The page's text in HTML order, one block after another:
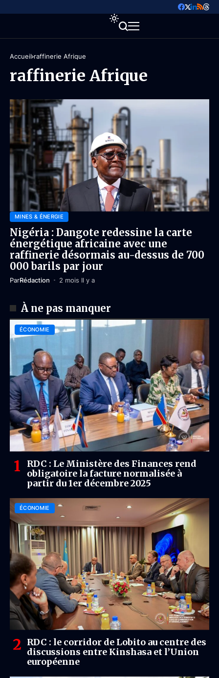
Accueil raffinerie Afrique
raffinerie Afrique
MINES & ÉNERGIE
Nigéria : Dangote redessine la carte
énergétique africaine avec une
raffinerie désormais au-dessus de 700
000 barils par jour
ParRédaction 2 mois Il y a
À ne pas manquer
ÉCONOMIE
RDC : Le Ministère des Finances rend
obligatoire la facture normalisée à
partir du 1er décembre 2025
ÉCONOMIE
RDC : le corridor de Lobito au centre des
discussions entre Kinshasa et l’Union
européenne